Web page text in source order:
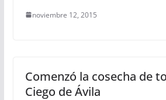
noviembre 12, 2015
Comenzó la cosecha de
Ciego de Ávila